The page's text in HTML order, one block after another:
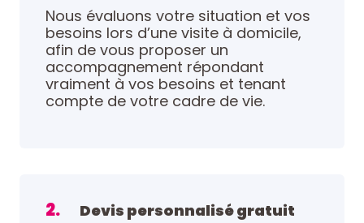
Nous évaluons votre situation et vos
besoins lors d’une visite à domicile,
afin de vous proposer un
accompagnement répondant
vraiment à vos besoins et tenant
compte de votre cadre de vie.
2.
Devis personnalisé gratuit